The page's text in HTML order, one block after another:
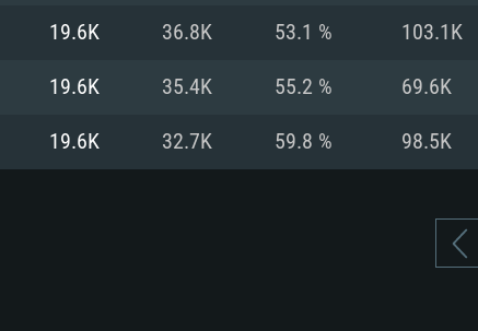
Disco: 60,2 GB
Network:
Disco: 60,2 GB
19.6K 36.8K 53.1 % 103.1K
19.6K 35.4K 55.2 % 69.6K
19.6K 32.7K 59.8 % 98.5K